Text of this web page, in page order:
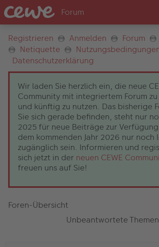
Registrieren Anmelden Forum
Netiquette
Datenschutzerklärung
Wir laden Sie herzlich ein, die neue
Community mit integriertem Forum
und künftig zu nutzen. Das bisherige
Sie sich gerade befinden, steht nur
2025 für neue Beiträge zur
dem kommenden Jahr 2026 nur noch
zugänglich sein. Informieren und
sich jetzt in der neuen CEWE
freuen uns auf Sie!
Foren-Übersicht
Unbeantwortete Themen